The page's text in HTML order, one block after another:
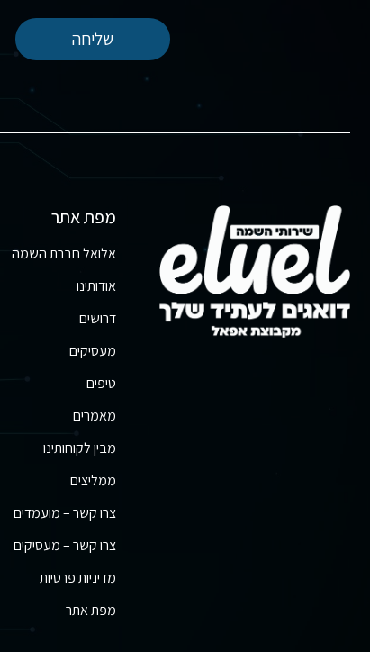
שליחה
מפת אתר
אלואל חברת השמה
אודותינו
דרושים
מעסיקים
טיפים
מאמרים
מבין לקוחותינו
ממליצים
צרו קשר – מועמדים
צרו קשר – מעסיקים
מדיניות פרטיות
מפת אתר